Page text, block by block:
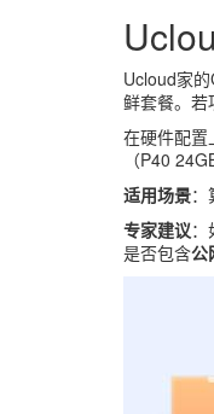
Ucloud家
鲜套餐。若
在硬件配置
（P40
适用场景
专家建议
是否包含公